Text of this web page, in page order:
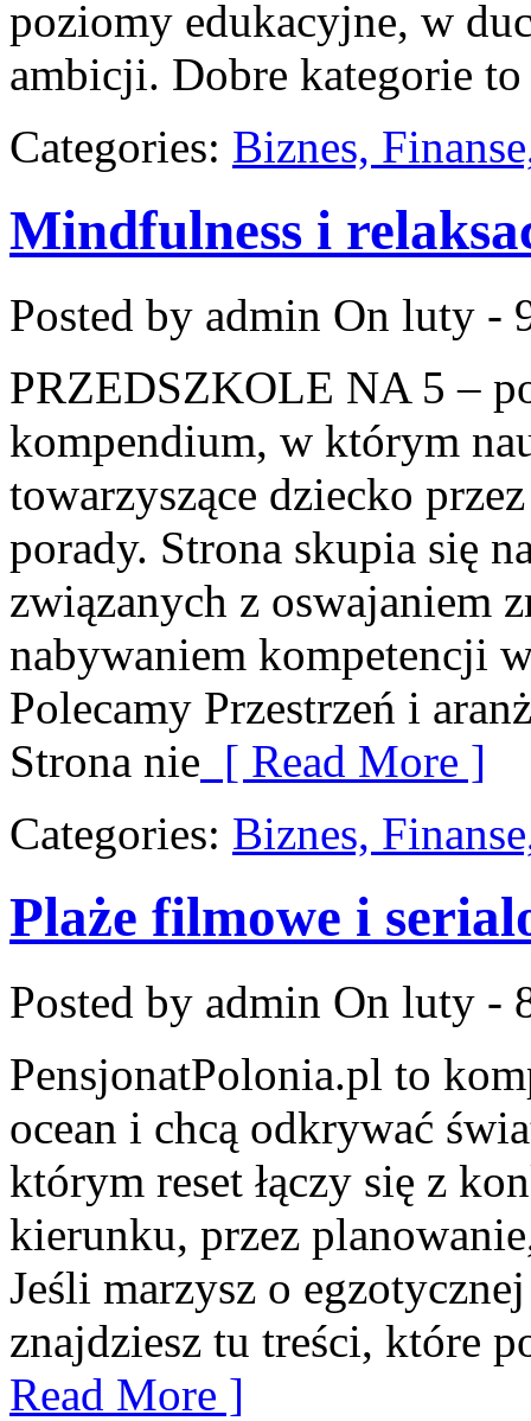
poziomy edukacyjne, w
ambicji. Dobre kategorie
Categories: Biznes,
Mindfulness i
Posted by admin On luty -
PRZEDSZKOLE NA 5 –
kompendium, w którym
towarzyszące dziecko
porady. Strona skupia się
związanych z oswajaniem
nabywaniem kompetencji
Polecamy Przestrzeń i
Strona nie [ Read More ]
Categories: Biznes,
Plaże filmowe i
Posted by admin On luty -
PensjonatPolonia.pl to
ocean i chcą odkrywać
którym reset łączy się z
kierunku, przez
Jeśli marzysz o
znajdziesz tu treści, które
Read More ]